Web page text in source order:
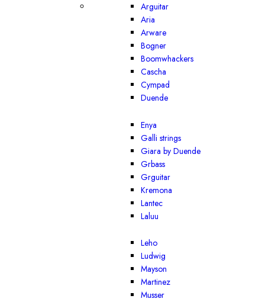
Arguitar
Aria
Arware
Bogner
Boomwhackers
Cascha
Cympad
Duende
Enya
Galli strings
Giara by Duende
Grbass
Grguitar
Kremona
Lantec
Laluu
Leho
Ludwig
Mayson
Martinez
Musser